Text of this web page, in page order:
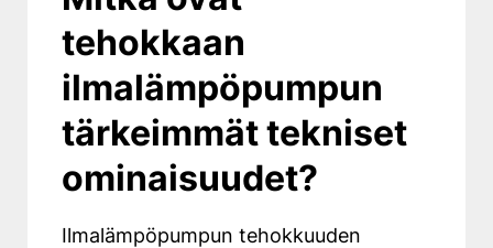
tehokkaan
ilmalämpöpumpun
tärkeimmät tekniset
ominaisuudet?
Ilmalämpöpumpun tehokkuuden